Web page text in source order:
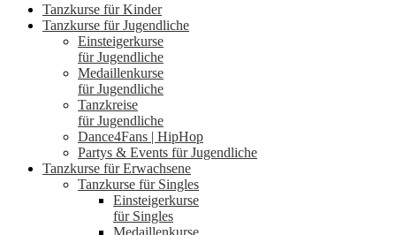
Tanzkurse für Kinder
Tanzkurse für Jugendliche
Einsteigerkurse
für Jugendliche
Medaillenkurse
für Jugendliche
Tanzkreise
für Jugendliche
Dance4Fans | HipHop
Partys & Events für Jugendliche
Tanzkurse für Erwachsene
Tanzkurse für Singles
Einsteigerkurse
für Singles
Medaillenkurse